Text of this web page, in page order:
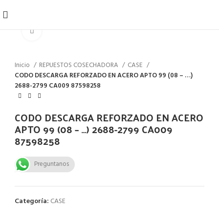
Inicio REPUESTOS COSECHADORA
CASE
CODO DESCARGA REFORZADO EN ACERO APTO 99 (08 – …)
2688-2799 CA009 87598258
CODO DESCARGA REFORZADO EN ACERO
APTO 99 (08 – …) 2688-2799 CA009
87598258
Preguntanos
Categoría: CASE